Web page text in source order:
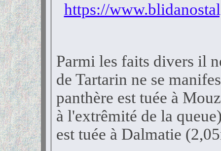
https://
Parmi les faits divers il
de Tartarin ne se
panthère est tuée à
à l'extrêmité de la
est tuée à Dalmatie